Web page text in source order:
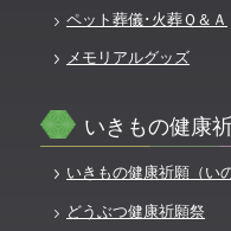
ペット葬儀･火葬Ｑ＆Ａ
メモリアルグッズ
いきもの健康
いきもの健康祈願（い
どうぶつ健康祈願祭